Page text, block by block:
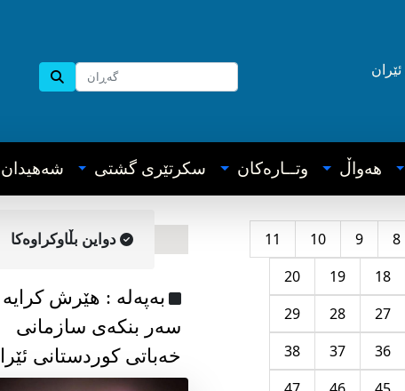
ئێران
هه‌واڵ وتــاره‌کان سکرتێری گشتی شه‌هیدان
8
9
10
11
18
19
20
27
28
29
36
37
38
دواین بڵاوکراوه‌کا
به‌په‌له‌ : هێرش کرایە
سەر بنکەی سازمانی
خەباتی کوردستانی